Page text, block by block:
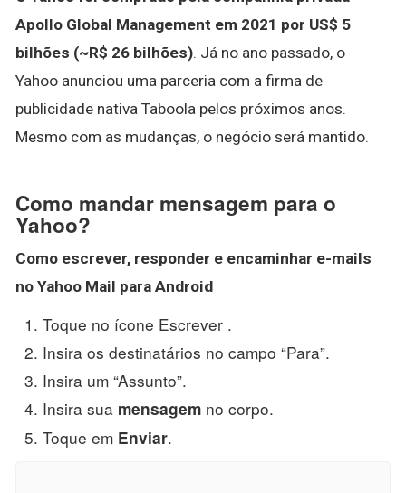
Apollo Global Management em 2021 por US$ 5
bilhões (~R$ 26 bilhões). Já no ano passado, o
Yahoo anunciou uma parceria com a firma de
publicidade nativa Taboola pelos próximos anos.
Mesmo com as mudanças, o negócio será mantido.
Como mandar mensagem para o
Yahoo?
Como escrever, responder e encaminhar e-mails
no Yahoo Mail para Android
Toque no ícone Escrever .
Insira os destinatários no campo “Para”.
Insira um “Assunto”.
Insira sua mensagem no corpo.
Toque em Enviar.